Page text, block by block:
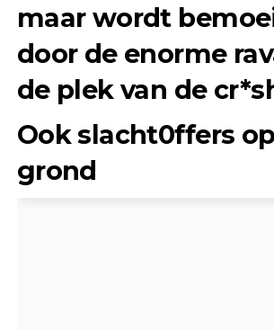
maar wordt
door de enorme
de plek van de
Ook slacht0ffers
grond